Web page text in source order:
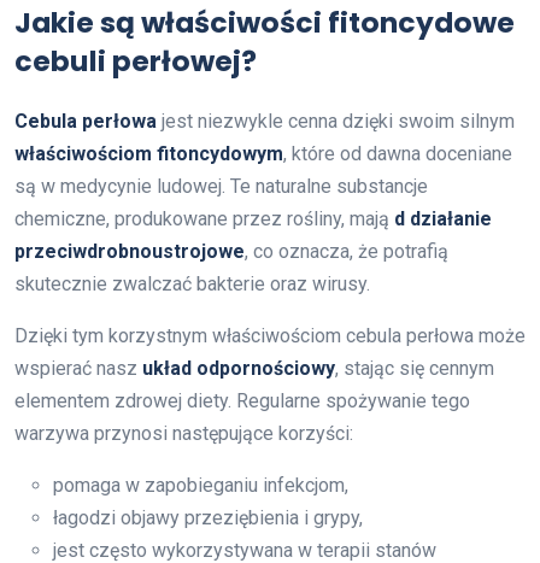
Jakie są właściwości fitoncydowe
cebuli perłowej?
Cebula perłowa jest niezwykle cenna dzięki swoim silnym
właściwościom fitoncydowym, które od dawna doceniane
są w medycynie ludowej. Te naturalne substancje
chemiczne, produkowane przez rośliny, mają d działanie
przeciwdrobnoustrojowe, co oznacza, że potrafią
skutecznie zwalczać bakterie oraz wirusy.
Dzięki tym korzystnym właściwościom cebula perłowa może
wspierać nasz układ odpornościowy, stając się cennym
elementem zdrowej diety. Regularne spożywanie tego
warzywa przynosi następujące korzyści:
pomaga w zapobieganiu infekcjom,
łagodzi objawy przeziębienia i grypy,
jest często wykorzystywana w terapii stanów